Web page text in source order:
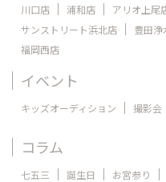
川口店
浦和店 アリオ上尾
サンストリート浜北店
豊田浄
福岡西店
イベント
キッズオーディション 撮影会
コラム
七五三 誕生日 お宮参り